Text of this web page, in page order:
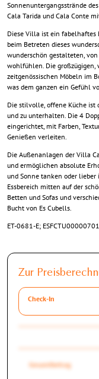
Sonnenuntergangsstrände
Cala Tarida und Cala Conte
Diese Villa ist ein fabelhaftes
beim Betreten dieses
wunderschön gestalteten,
wohlfühlen. Die
zeitgenössischen Möbeln im
was dem ganzen ein Gefühl
Die stilvolle, offene Küche ist
und zu unterhalten. Die 4
eingerichtet, mit Farben,
Genießen verleiten.
Die Außenanlagen der Villa
und ermöglichen absolute
und Sonne tanken oder
Essbereich mitten auf der
Betten und Sofas und
Bucht von Es Cubells.
ET-0681-E;
Zur
Check-In
Gesamtbetrag